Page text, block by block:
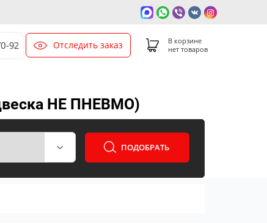
92 Отследить заказ
В корзине
нет товаров
НЕ ПНЕВМО)
ПОДОБРАТЬ